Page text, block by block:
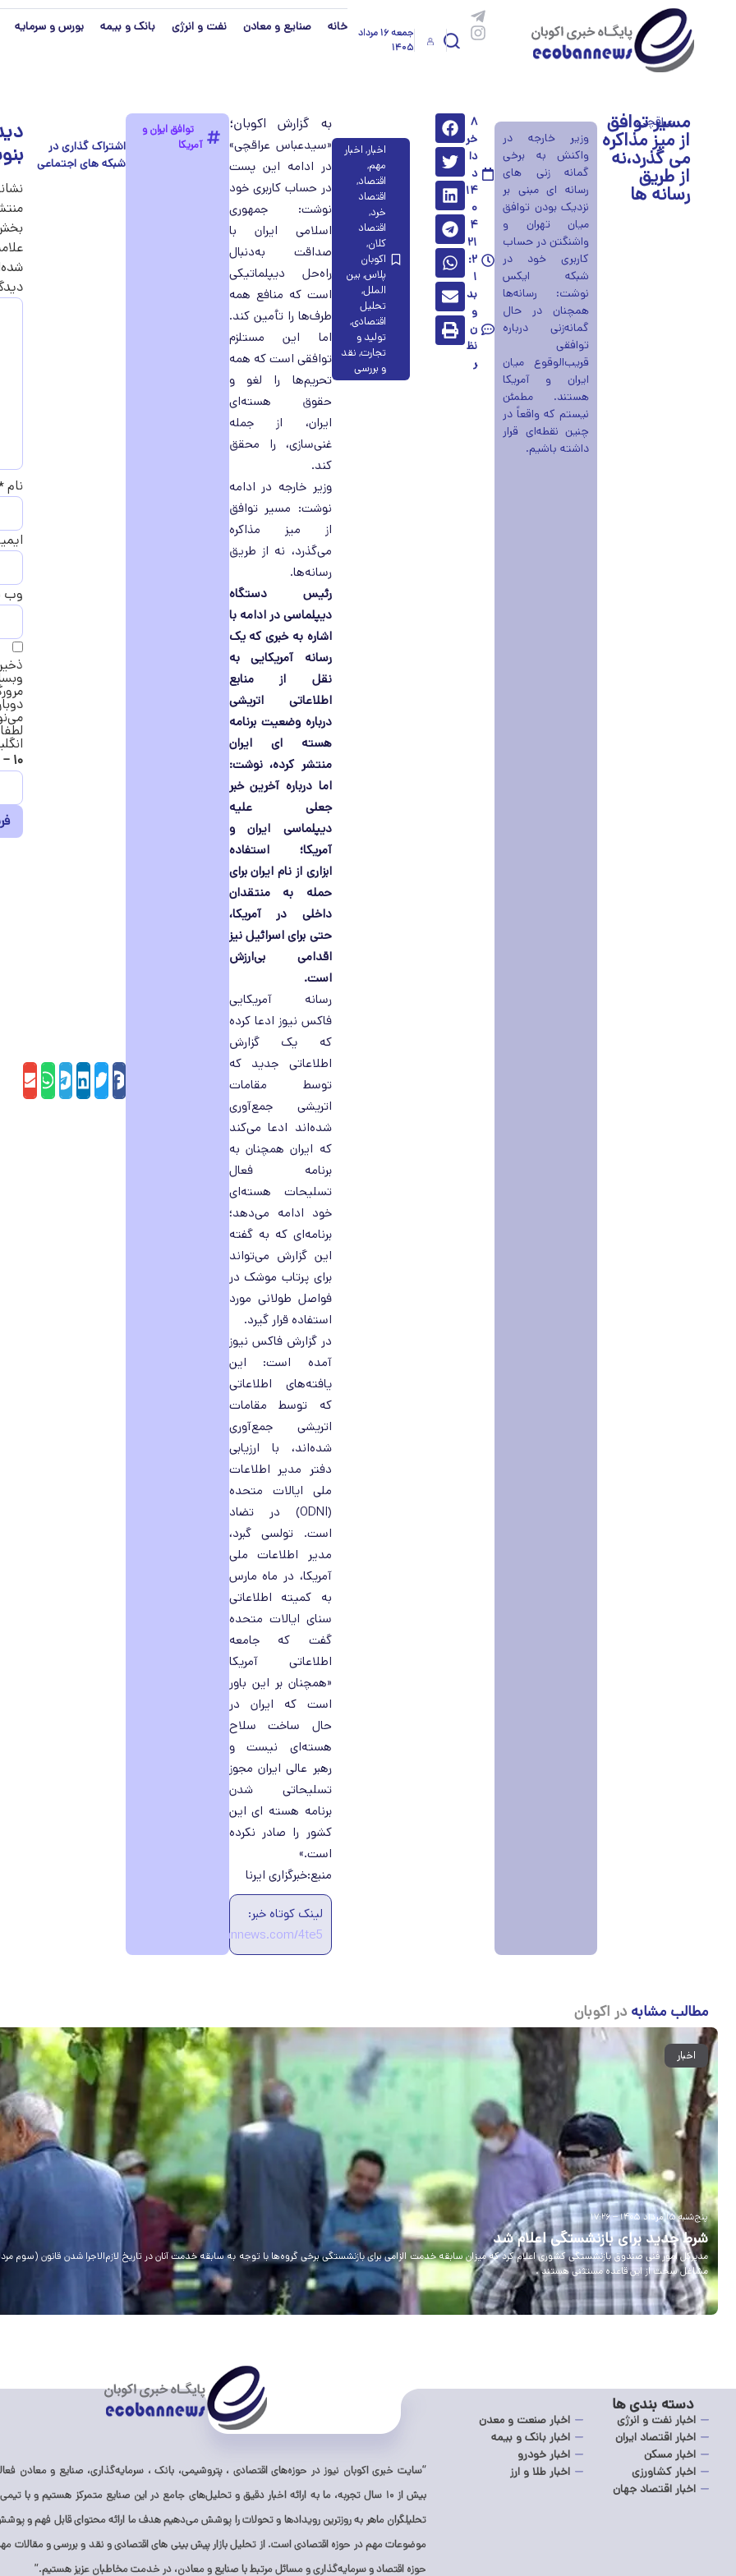
جمعه ۱۶ مرداد
۱۴۰۵
خانه صنایع و معادن نفت و انرژی بانک و بیمه بورس و سرمایه
عراقچی:
مسیر توافق
از میز مذاکره
می گذرد،نه
از طریق
رسانه ها
وزیر خارجه در
واکنش به برخی
گمانه زنی های
رسانه ای مبنی بر
نزدیک بودن توافق
میان تهران و
واشنگتن در حساب
کاربری خود در
شبکه ایکس
نوشت: رسانه‌ها
همچنان در حال
گمانه‌زنی درباره
توافقی
قریب‌الوقوع میان
ایران و آمریکا
هستند. مطمئن
نیستم که واقعاً در
چنین نقطه‌ای قرار
داشته باشیم.
۸
خر
دا
د
۱۴
۰
۴
۲۱
:۲
۱
بد
و
ن
نظ
ر
اخبار, اخبار
مهم,
اقتصاد,
اقتصاد
خرد,
اقتصاد
کلان,
اکوبان
پلاس,بین
الملل,
تحلیل
اقتصادی,
تولید و
تجارت, نقد
و بررسی
به گزارش اکوبان؛
«سیدعباس عراقچی»
در ادامه این پست
در حساب کاربری خود
نوشت: جمهوری
اسلامی ایران با
صداقت به‌دنبال
راه‌حل دیپلماتیکی
است که منافع همه
طرف‌ها را تأمین کند.
اما این مستلزم
توافقی است که همه
تحریم‌ها را لغو و
حقوق هسته‌ای
ایران، از جمله
غنی‌سازی، را محقق
کند.
وزیر خارجه در ادامه
نوشت: مسیر توافق
از میز مذاکره
می‌گذرد، نه از طریق
رسانه‌ها.
رئیس دستگاه
دیپلماسی در ادامه با
اشاره به خبری که یک
رسانه آمریکایی به
نقل از منابع
اطلاعاتی اتریشی
درباره وضعیت برنامه
هسته ای ایران
منتشر کرده، نوشت:
اما درباره آخرین خبر
جعلی علیه
دیپلماسی ایران و
آمریکا؛ استفاده
ابزاری از نام ایران برای
حمله به منتقدان
داخلی در آمریکا،
حتی برای اسرائیل نیز
اقدامی بی‌ارزش
است.
رسانه آمریکایی
فاکس نیوز ادعا کرده
که یک گزارش
اطلاعاتی جدید که
توسط مقامات
اتریشی جمع‌آوری
شده‌اند ادعا می‌کند
که ایران همچنان به
برنامه فعال
تسلیحات هسته‌ای
خود ادامه می‌دهد؛
برنامه‌ای که به گفته
این گزارش می‌تواند
برای پرتاب موشک در
فواصل طولانی مورد
استفاده قرار گیرد.
در گزارش فاکس نیوز
آمده است: این
یافته‌های اطلاعاتی
که توسط مقامات
اتریشی جمع‌آوری
شده‌اند، با ارزیابی
دفتر مدیر اطلاعات
ملی ایالات متحده
(ODNI) در تضاد
است. تولسی گبرد،
مدیر اطلاعات ملی
آمریکا، در ماه مارس
به کمیته اطلاعاتی
سنای ایالات متحده
گفت که جامعه
اطلاعاتی آمریکا
«همچنان بر این باور
است که ایران در
حال ساخت سلاح
هسته‌ای نیست و
رهبر عالی ایران مجوز
تسلیحاتی شدن
برنامه هسته ای این
کشور را صادر نکرده
است.»
منبع:خبرگزاری ایرنا
لینک کوتاه خبر:
https://ecobannews.com/4te5
توافق ایران و
آمریکا
Facebook
Twitter
LinkedIn
Telegram
نام
وب‌
۱۰ − ۷ =
مطالب مشابه در اکوبان
اخبار
پنج‌شنبه ۱۵ مرداد ۱۴۰۵ – ۱۷:۲۶
شرط جدید برای بازنشستگی اعلام شد
مشاغل سخت از این قاعده مستثنی هستند .
دسته بندی ها
اخبار نفت و انرژی
اخبار صنعت و معدن
اخبار اقتصاد ایران
اخبار بانک و بیمه
اخبار مسکن
اخبار خودرو
اخبار کشاورزی
اخبار طلا و ارز
اخبار اقتصاد جهان
“سایت خبری اکوبان نیوز در حوزه‌های اقتصادی ، پتروشیمی، بانک ، سرمایه‌گذاری، صنایع و معادن
بیش از ۱۰ سال تجربه، ما به ارائه اخبار دقیق و تحلیل‌های جامع در این صنایع متمرکز هستیم و با
تحلیلگران ماهر به روزترین رویدادها و تحولات را پوشش می‌دهیم هدف ما ارائه محتوای قابل فهم و
موضوعات مهم در حوزه اقتصادی است. از تحلیل بازار پیش بینی های اقتصادی و نقد و بررسی و مقالات
حوزه اقتصاد و سرمایه‌گذاری و مسائل مرتبط با صنایع و معادن، در خدمت مخاطبان عزیز هستیم.”